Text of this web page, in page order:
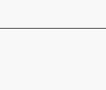
You are here